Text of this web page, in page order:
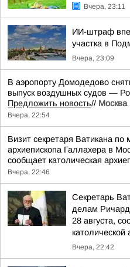
Вчера, 23:11
ИИ-штраф
участка в
Вчера, 23:09
В аэропорту Домодедово
выпуск воздушных судов —
Предложить новость// Москва
Вчера, 22:54
Визит секретаря Ватикана
архиепископа Галлахера в
сообщает католическая
Вчера, 22:46
Секретарь
делам Ричард
28 августа,
католической
Вчера, 22:42